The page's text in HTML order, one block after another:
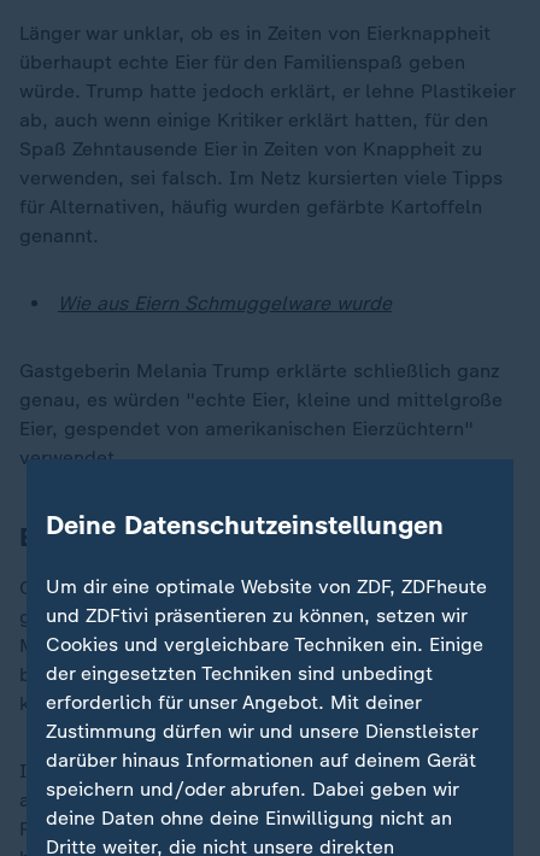
Länger war unklar, ob es in Zeiten von Eierknappheit
überhaupt echte Eier für den Familienspaß geben
würde. Trump hatte jedoch erklärt, er lehne Plastikeier
ab, auch wenn einige Kritiker erklärt hatten, für den
Spaß Zehntausende Eier in Zeiten von Knappheit zu
verwenden, sei falsch. Im Netz kursierten viele Tipps
für Alternativen, häufig wurden gefärbte Kartoffeln
genannt.
Wie aus Eiern Schmuggelware wurde
Gastgeberin Melania Trump erklärte schließlich ganz
genau, es würden "echte Eier, kleine und mittelgroße
Eier, gespendet von amerikanischen Eierzüchtern"
verwendet.
Eier weiter knapp und teuer
Obwohl sich Trump häufig dafür lobt, dass er es
geschafft habe, den durch Vogelgrippe ausgelösten
Mangel und die hohen Preise in den Griff zu
bekommen, sind Eier in den Supermärkten weiter
knapp - und bleiben teuer.
Im März kletterte der Supermarktpreis laut Statistik
auf 6,23 Dollar für ein Dutzend Eier. Über vielen
Regalen hängt der Hinweis, dass der Verkauf auf ein
Deine Datenschutzeinstellungen
Um dir eine optimale Website von ZDF, ZDFheute
und ZDFtivi präsentieren zu können, setzen wir
Cookies und vergleichbare Techniken ein. Einige
der eingesetzten Techniken sind unbedingt
erforderlich für unser Angebot. Mit deiner
Zustimmung dürfen wir und unsere Dienstleister
darüber hinaus Informationen auf deinem Gerät
speichern und/oder abrufen. Dabei geben wir
deine Daten ohne deine Einwilligung nicht an
Dritte weiter, die nicht unsere direkten